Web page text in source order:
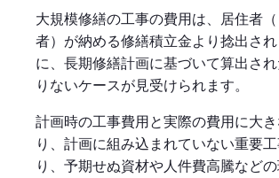
大規模修繕の工事の費用は、居住者
者）が納める修繕積立金より捻出さ
に、長期修繕計画に基づいて算出さ
りないケースが見受けられます。
計画時の工事費用と実際の費用に大
り、計画に組み込まれていない重要
り、予期せぬ資材や人件費高騰などの